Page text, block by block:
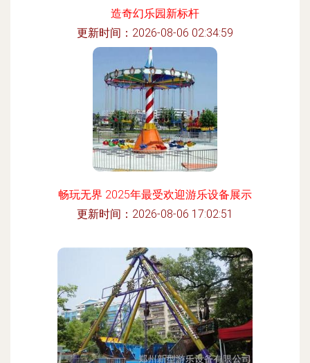
造奇幻乐园新标杆
更新时间：2026-08-06 02:34:59
畅玩无界 2025年最受欢迎游乐设备展示
更新时间：2026-08-06 17:02:51